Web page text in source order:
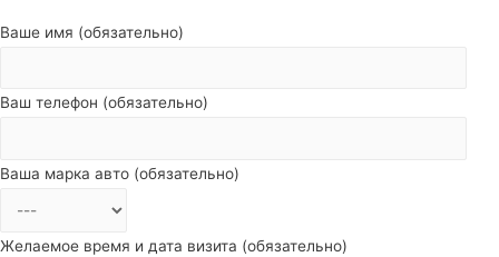
Ваше имя (обязательно)
Ваш телефон (обязательно)
Ваша марка авто (обязательно)
Желаемое время и дата визита (обязательно)